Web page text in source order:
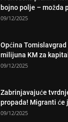
bojno polje – možda
09/12/2025
Općina
milijuna KM za
09/12/2025
Zabrinjavajuće
propada! Migranti će
09/12/2025